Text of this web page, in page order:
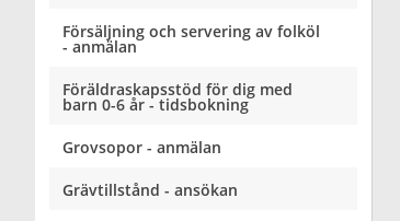
Försäljning och servering av folköl
- anmälan
Föräldraskapsstöd för dig med
barn 0-6 år - tidsbokning
Grovsopor - anmälan
Grävtillstånd - ansökan